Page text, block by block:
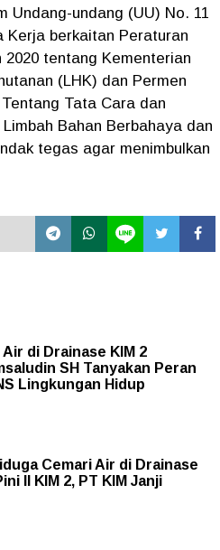
Undang-undang (UU) No. 11
Kerja berkaitan Peraturan
2020 tentang Kementerian
(LHK) dan Permen
Tata Cara dan
Bahan Berbahaya dan
tegas agar menimbulkan
di Drainase KIM 2
SH Tanyakan Peran
Lingkungan Hidup
Cemari Air di Drainase
II KIM 2, PT KIM Janji